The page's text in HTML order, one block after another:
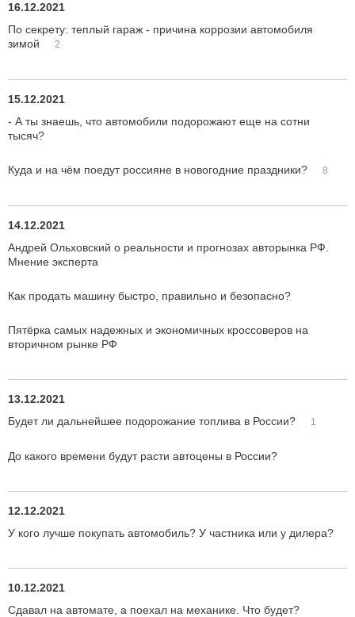
16.12.2021
По секрету: теплый гараж - причина коррозии автомобиля
зимой
2
15.12.2021
- А ты знаешь, что автомобили подорожают еще на сотни
тысяч?
Куда и на чём поедут россияне в новогодние праздники? 8
14.12.2021
Андрей Ольховский о реальности и прогнозах авторынка РФ.
Мнение эксперта
Как продать машину быстро, правильно и безопасно?
Пятёрка самых надежных и экономичных кроссоверов на
вторичном рынке РФ
13.12.2021
Будет ли дальнейшее подорожание топлива в России?
1
До какого времени будут расти автоцены в России?
12.12.2021
У кого лучше покупать автомобиль? У частника или у дилера?
10.12.2021
Сдавал на автомате, а поехал на механике. Что будет?